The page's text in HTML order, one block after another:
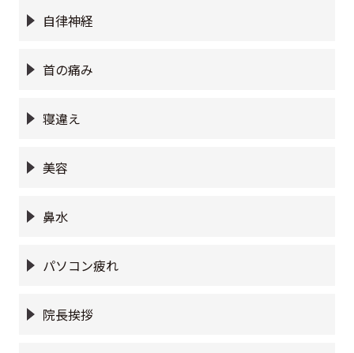
自律神経
首の痛み
寝違え
美容
鼻水
パソコン疲れ
院長挨拶